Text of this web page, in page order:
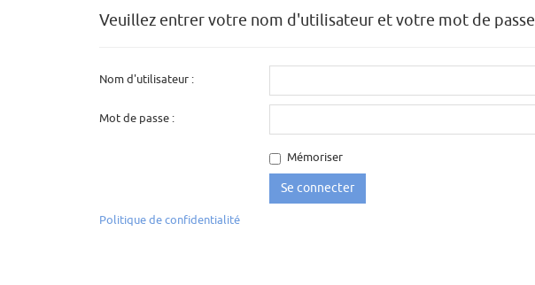
Veuillez entrer votre nom d'utilisateur et votre mot de passe
Nom d'utilisateur
Mot de passe
Mémoriser
Politique de confidentialité